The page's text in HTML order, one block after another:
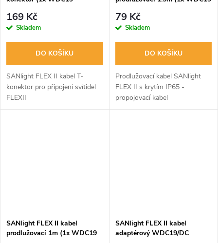
169 Kč
Skladem
DO KOŠÍKU
SANlight FLEX II kabel T-
konektor pro připojení svítidel
FLEXII
WDC19male/2xWDC19female.
79 Kč
Skladem
DO KOŠÍKU
Prodlužovací kabel SANlight
FLEX II s krytím IP65 -
propojovací kabel
WDC19/WDC19 dlouhý 1.5 m.
SANlight FLEX II kabel
prodlužovací 1m (1x WDC19
SANlight FLEX II kabel
adaptérový WDC19/DC